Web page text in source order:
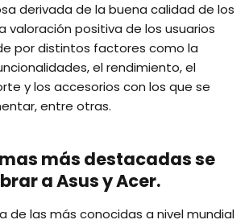
derivada de la buena calidad de los
valoración positiva de los usuarios
por distintos factores como la
el rendimiento, el
y los accesorios con los que se
entre otras.
más destacadas se
a Asus y Acer.
de las más conocidas a nivel mundial